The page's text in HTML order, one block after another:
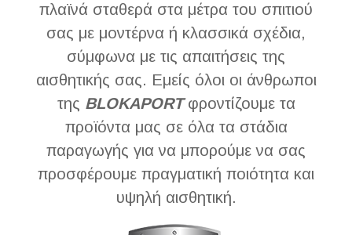
πλαϊνά σταθερά στα μέτρα του σπιτιού
σας με μοντέρνα ή κλασσικά σχέδια,
σύμφωνα με τις απαιτήσεις της
αισθητικής σας. Εμείς όλοι οι άνθρωποι
της BLOKAPORTφροντίζουμε τα
προϊόντα μας σε όλα τα στάδια
παραγωγής για να μπορούμε να σας
προσφέρουμε πραγματική ποιότητα και
υψηλή αισθητική.